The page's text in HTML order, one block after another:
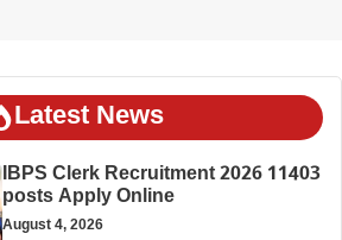
Latest News
IBPS Clerk Recruitment 2026 11403
posts Apply Online
August 4, 2026